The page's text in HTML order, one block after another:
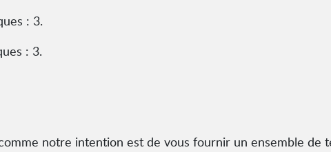
: 3.
: 3.
notre intention est de vous fournir un ensemble de